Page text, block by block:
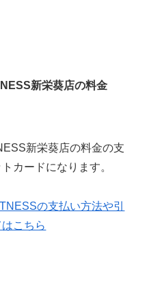
新栄葵店の料金
新栄葵店の料金の支
カードになります。
の支払い方法や引
こちら